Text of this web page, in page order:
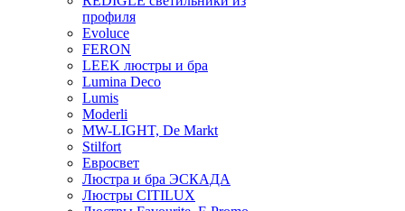
профиля
Evoluce
FERON
LEEK люстры и бра
Lumina Deco
Lumis
Moderli
MW-LIGHT, De Markt
Stilfort
Евросвет
Люстра и бра ЭСКАДА
Люстры CITILUX